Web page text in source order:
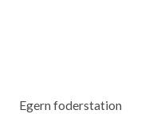
Egern foderstation